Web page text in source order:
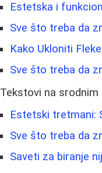
Estetska i
Sve što treba da
Kako Ukloniti
Sve što treba da
Tekstovi na srodnim
Estetski tretmani:
Sve što treba da
Saveti za biranje